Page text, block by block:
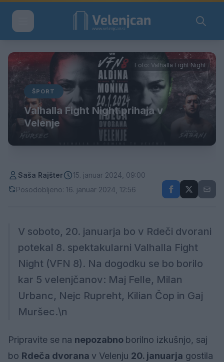
Foto: Valhalla Fight Night
ŠPORT
Valhalla Fight Night prihaja v
Velenje
Saša Rajšter
15. januar 2024, 09:00
Posodobljeno: 16. januar 2024, 12:56
V soboto, 20. januarja bo v Rdeči dvorani
potekal 8. spektakularni Valhalla Fight
Night (VFN 8). Na dogodku se bo borilo
kar 5 velenjčanov: Maj Felle, Milan
Urbanc, Nejc Rupreht, Kilian Čop in Gaj
Muršec.\n
Pripravite se na nepozabno borilno izkušnjo, saj
bo Rdeča dvorana v Velenju 20. januarja gostila